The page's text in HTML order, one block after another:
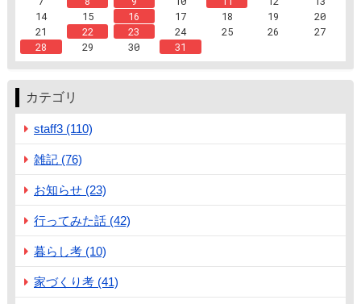
14
15 16 17 18 19
20
21
22 23 24 25 26
27
28
29 30 31
カテゴリ
staff3 (110)
雑記 (76)
お知らせ (23)
行ってみた話 (42)
暮らし考 (10)
家づくり考 (41)